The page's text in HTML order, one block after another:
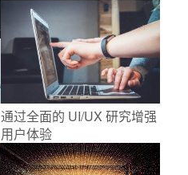
通过全面的 UI/UX 研究增强
用户体验